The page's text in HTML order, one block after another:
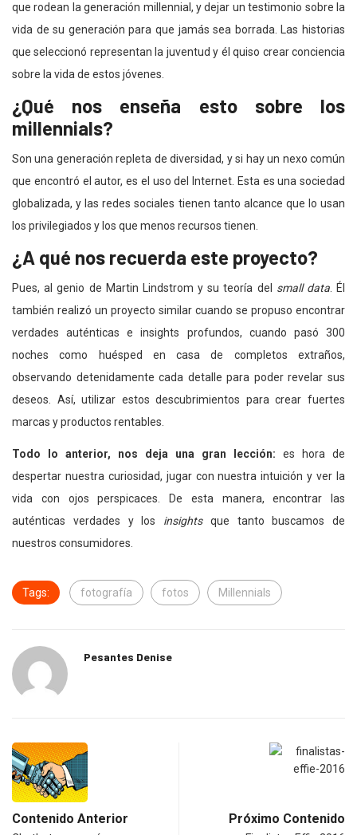
que rodean la generación millennial, y dejar un testimonio sobre la
vida de su generación para que jamás sea borrada. Las historias
que seleccionó representan la juventud y él quiso crear conciencia
sobre la vida de estos jóvenes.
¿Qué nos enseña esto sobre los
millennials?
Son una generación repleta de diversidad, y si hay un nexo común
que encontró el autor, es el uso del Internet. Esta es una sociedad
globalizada, y las redes sociales tienen tanto alcance que lo usan
los privilegiados y los que menos recursos tienen.
¿A qué nos recuerda este proyecto?
Pues, al genio de Martin Lindstrom y su teoría del small data. Él
también realizó un proyecto similar cuando se propuso encontrar
verdades auténticas e insights profundos, cuando pasó 300
noches como huésped en casa de completos extraños,
observando detenidamente cada detalle para poder revelar sus
deseos. Así, utilizar estos descubrimientos para crear fuertes
marcas y productos rentables.
Todo lo anterior, nos deja una gran lección: es hora de
despertar nuestra curiosidad, jugar con nuestra intuición y ver la
vida con ojos perspicaces. De esta manera, encontrar las
auténticas verdades y los insightsque tanto buscamos de
nuestros consumidores.
Tags: fotografía fotos Millennials
Pesantes Denise
Contenido Anterior Próximo Contenido